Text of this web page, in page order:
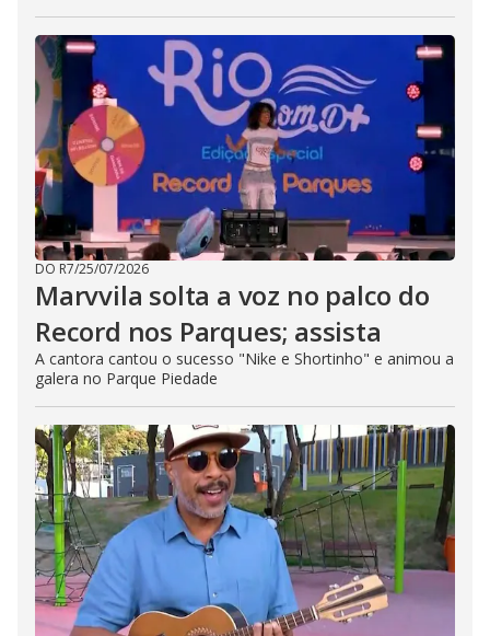
DO R7/25/07/2026
Marvvila solta a voz no palco do
Record nos Parques; assista
A cantora cantou o sucesso "Nike e Shortinho" e animou a
galera no Parque Piedade